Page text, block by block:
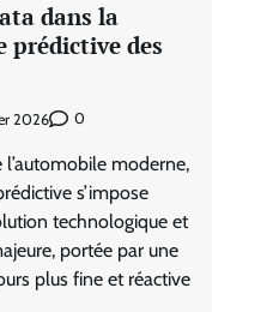
dans la
prédictive des
2026 0
l’automobile moderne,
s’impose
technologique et
portée par une
plus fine et réactive